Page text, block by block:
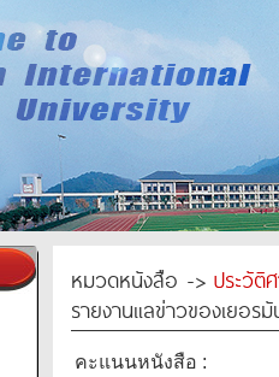
หมวดหนังสือ -> ประวัติ
รายงานแลข่าวของเยอร
คะแนนหนังสือ :